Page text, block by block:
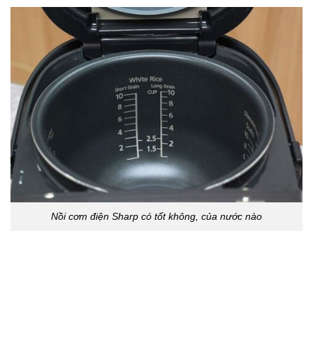
Nồi cơm điện Sharp có tốt không, của nước nào